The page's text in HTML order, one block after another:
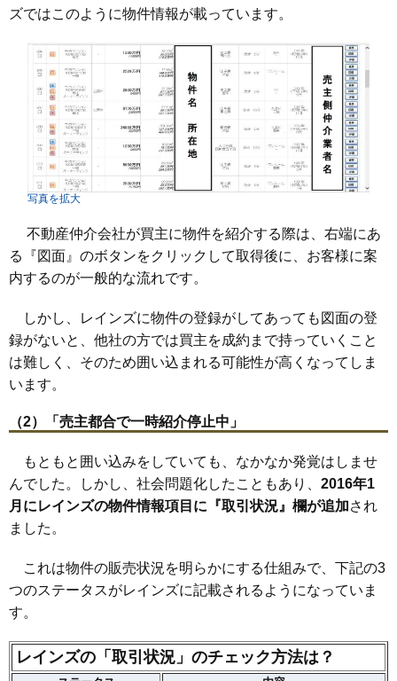
ズではこのように物件情報が載っています。
写真を拡大
不動産仲介会社が買主に物件を紹介する際は、右端にあ
る『図面』のボタンをクリックして取得後に、お客様に案
内するのが一般的な流れです。
しかし、レインズに物件の登録がしてあっても図面の登
録がないと、他社の方では買主を成約まで持っていくこと
は難しく、そのため囲い込まれる可能性が高くなってしま
います。
（2）「売主都合で一時紹介停止中」
もともと囲い込みをしていても、なかなか発覚はしませ
んでした。しかし、社会問題化したこともあり、 2016年1
月にレインズの物件情報項目に『取引状況』欄が追加され
ました。
これは物件の販売状況を明らかにする仕組みで、下記の3
つのステータスがレインズに記載されるようになっていま
す。
レインズの「取引状況」のチェック方法は？